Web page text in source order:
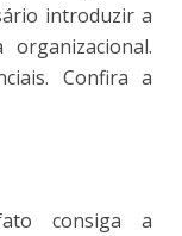
introduzir a
Confira a
consiga a